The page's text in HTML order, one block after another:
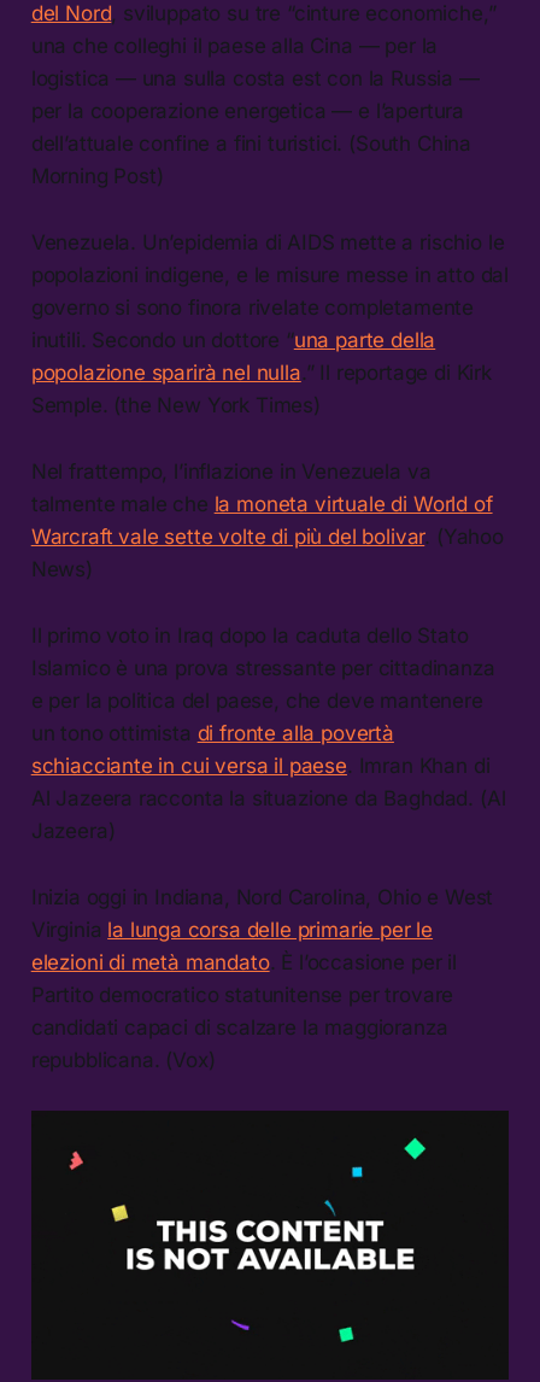
del Nord, sviluppato su tre “cinture economiche,”
una che colleghi il paese alla Cina — per la
logistica — una sulla costa est con la Russia —
per la cooperazione energetica — e l’apertura
dell’attuale confine a fini turistici. (South China
Morning Post)
Venezuela. Un’epidemia di AIDS mette a rischio le
popolazioni indigene, e le misure messe in atto dal
governo si sono finora rivelate completamente
inutili. Secondo un dottore “una parte della
popolazione sparirà nel nulla.” Il reportage di Kirk
Semple. (the New York Times)
Nel frattempo, l’inflazione in Venezuela va
talmente male che la moneta virtuale di World of
Warcraft vale sette volte di più del bolivar. (Yahoo
News)
Il primo voto in Iraq dopo la caduta dello Stato
Islamico è una prova stressante per cittadinanza
e per la politica del paese, che deve mantenere
un tono ottimista di fronte alla povertà
schiacciante in cui versa il paese. Imran Khan di
Al Jazeera racconta la situazione da Baghdad. (Al
Jazeera)
Inizia oggi in Indiana, Nord Carolina, Ohio e West
Virginia la lunga corsa delle primarie per le
elezioni di metà mandato. È l’occasione per il
Partito democratico statunitense per trovare
candidati capaci di scalzare la maggioranza
repubblicana. (Vox)